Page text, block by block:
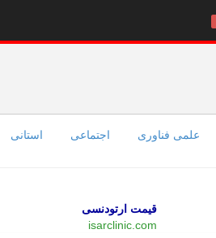
علمی فناوری اجتماعی استانی
قیمت ارتودنسی
isarclinic.com